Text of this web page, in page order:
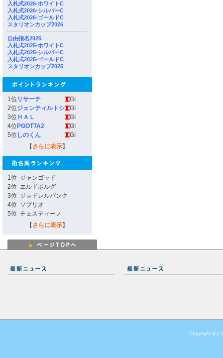
入札式2026-ホワイトC
入札式2026-シルバーC
入札式2026-ゴールドC
スタリオンカップ2026
自由指名2025
入札式2025-ホワイトC
入札式2025-シルバーC
入札式2025-ゴールドC
スタリオンカップ2025
1位 リサーチ
GI
2位ジェンティルトシ
GI
3位 ＨＡＬ
GI
4位 PGOTTA2
GI
5位 しのくん
GI
【 さらに表示】
1位 ジャンゴッド
2位 エルドボルグ
3位 ジョドレルバンク
4位 ソブリオ
5位 チェスティーノ
【 さらに表示】
Copyright (C)